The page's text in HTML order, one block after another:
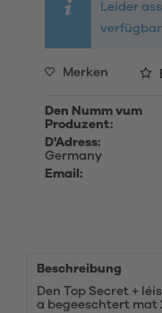
Leider
verfügbar
Merken
Den Numm vum
Produzent:
D'Adress:
Germany
Email:
Beschreibung
Den Top Secret +
a begeeschtert mat